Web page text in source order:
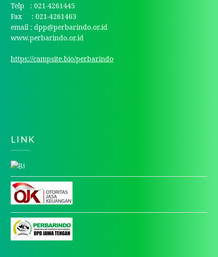
Telp : 021-4261445
Fax : 021-4261463
email : dpp@perbarindo.or.id
www.perbarindo.or.id
https://campsite.bio/perbarindo
LINK